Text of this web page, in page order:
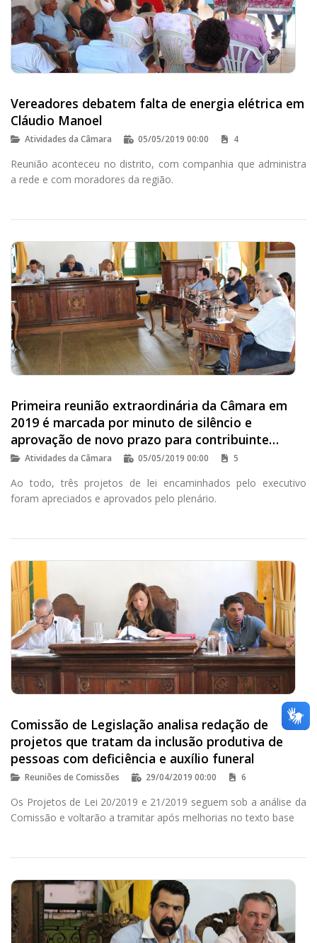
Vereadores debatem falta de energia elétrica em
Cláudio Manoel
Atividades da Câmara 05/05/2019 00:00 4
Reunião aconteceu no distrito, com companhia que administra
a rede e com moradores da região.
Primeira reunião extraordinária da Câmara em
2019 é marcada por minuto de silêncio e
aprovação de novo prazo para contribuinte
quitar débitos
Atividades da Câmara 05/05/2019 00:00 5
Ao todo, três projetos de lei encaminhados pelo executivo
foram apreciados e aprovados pelo plenário.
Comissão de Legislação analisa redação de
projetos que tratam da inclusão produtiva de
pessoas com deficiência e auxílio funeral
Reuniões de Comissões 29/04/2019 00:00 6
Os Projetos de Lei 20/2019 e 21/2019 seguem sob a análise da
Comissão e voltarão a tramitar após melhorias no texto base